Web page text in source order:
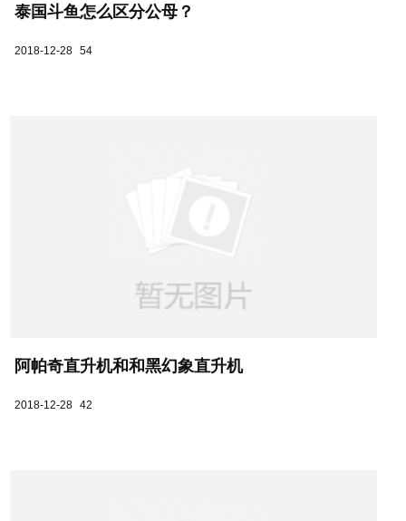
泰国斗鱼怎么区分公母？
2018-12-28 54
阿帕奇直升机和和黑幻象直升机
2018-12-28 42